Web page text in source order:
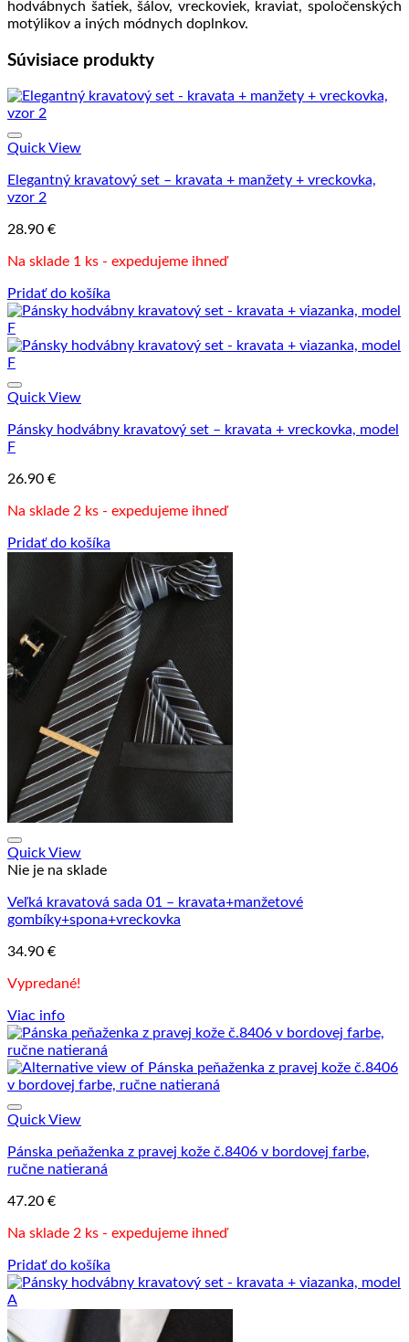
hodvábnych šatiek, šálov, vreckoviek, kraviat, spoločenských
motýlikov a iných módnych doplnkov.
Súvisiace produkty
Quick View
Elegantný kravatový set – kravata + manžety + vreckovka,
vzor 2
28.90 €
Na sklade 1 ks - expedujeme ihneď
Pridať do košíka
Quick View
Pánsky hodvábny kravatový set – kravata + vreckovka, model
F
26.90 €
Na sklade 2 ks - expedujeme ihneď
Pridať do košíka
Quick View
Nie je na sklade
Veľká kravatová sada 01 – kravata+manžetové
gombíky+spona+vreckovka
34.90 €
Vypredané!
Viac info
Quick View
Pánska peňaženka z pravej kože č.8406 v bordovej farbe,
ručne natieraná
47.20 €
Na sklade 2 ks - expedujeme ihneď
Pridať do košíka